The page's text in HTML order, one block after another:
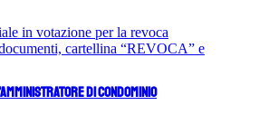
di condominio